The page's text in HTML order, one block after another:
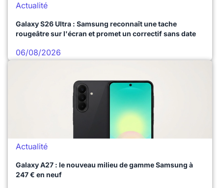
Actualité
Galaxy S26 Ultra : Samsung reconnaît une tache
rougeâtre sur l'écran et promet un correctif sans date
06/08/2026
Actualité
Galaxy A27 : le nouveau milieu de gamme Samsung à
247 € en neuf